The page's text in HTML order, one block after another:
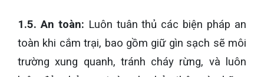
1.5. An toàn: Luôn tuân thủ các biện pháp an
toàn khi cắm trại, bao gồm giữ gìn sạch sẽ môi
trường xung quanh, tránh cháy rừng, và luôn